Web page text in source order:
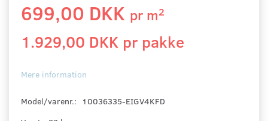
699,00 DKK pr m2
1.929,00 DKK pr pakke
Mere information
Model/varenr.:
10036335-EIGV4KFD